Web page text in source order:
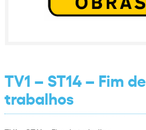
TV1 – ST14 – Fim de
trabalhos